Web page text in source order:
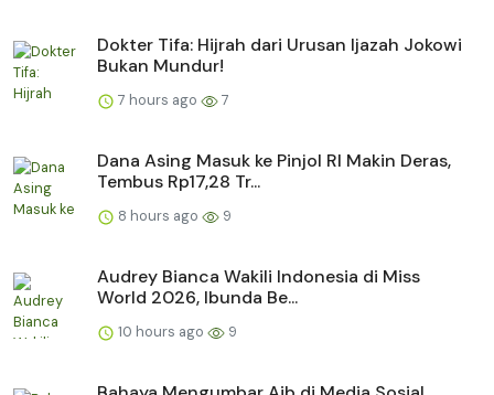
Dokter Tifa: Hijrah dari Urusan Ijazah Jokowi
Bukan Mundur!
7 hours ago 7
Dana Asing Masuk ke Pinjol RI Makin Deras,
Tembus Rp17,28 Tr...
8 hours ago 9
Audrey Bianca Wakili Indonesia di Miss
World 2026, Ibunda Be...
10 hours ago 9